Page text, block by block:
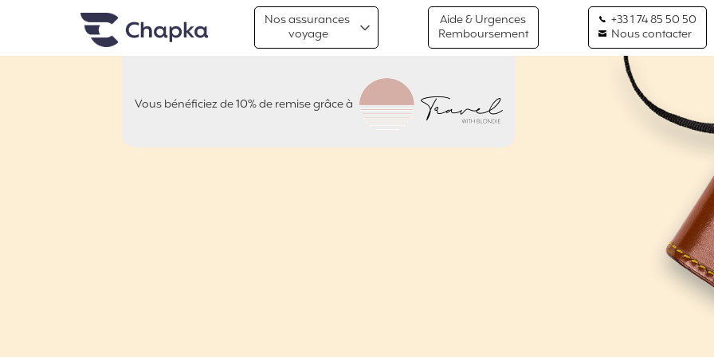
Chapka Assurances Voyages
Nos assurances
voyage
Aide & Urgences
Remboursement
+33 1 74 85 50 50
Nous contacter
Vous bénéficiez de 10% de remise grâce à
BLONDIE BABY